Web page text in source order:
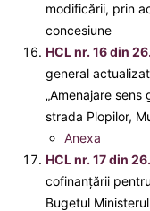
modificării, prin
concesiune
HCL nr. 16 din
general
„Amenajare
strada Plopilor,
Anexa
HCL nr. 17 din
cofinanţării
Bugetul